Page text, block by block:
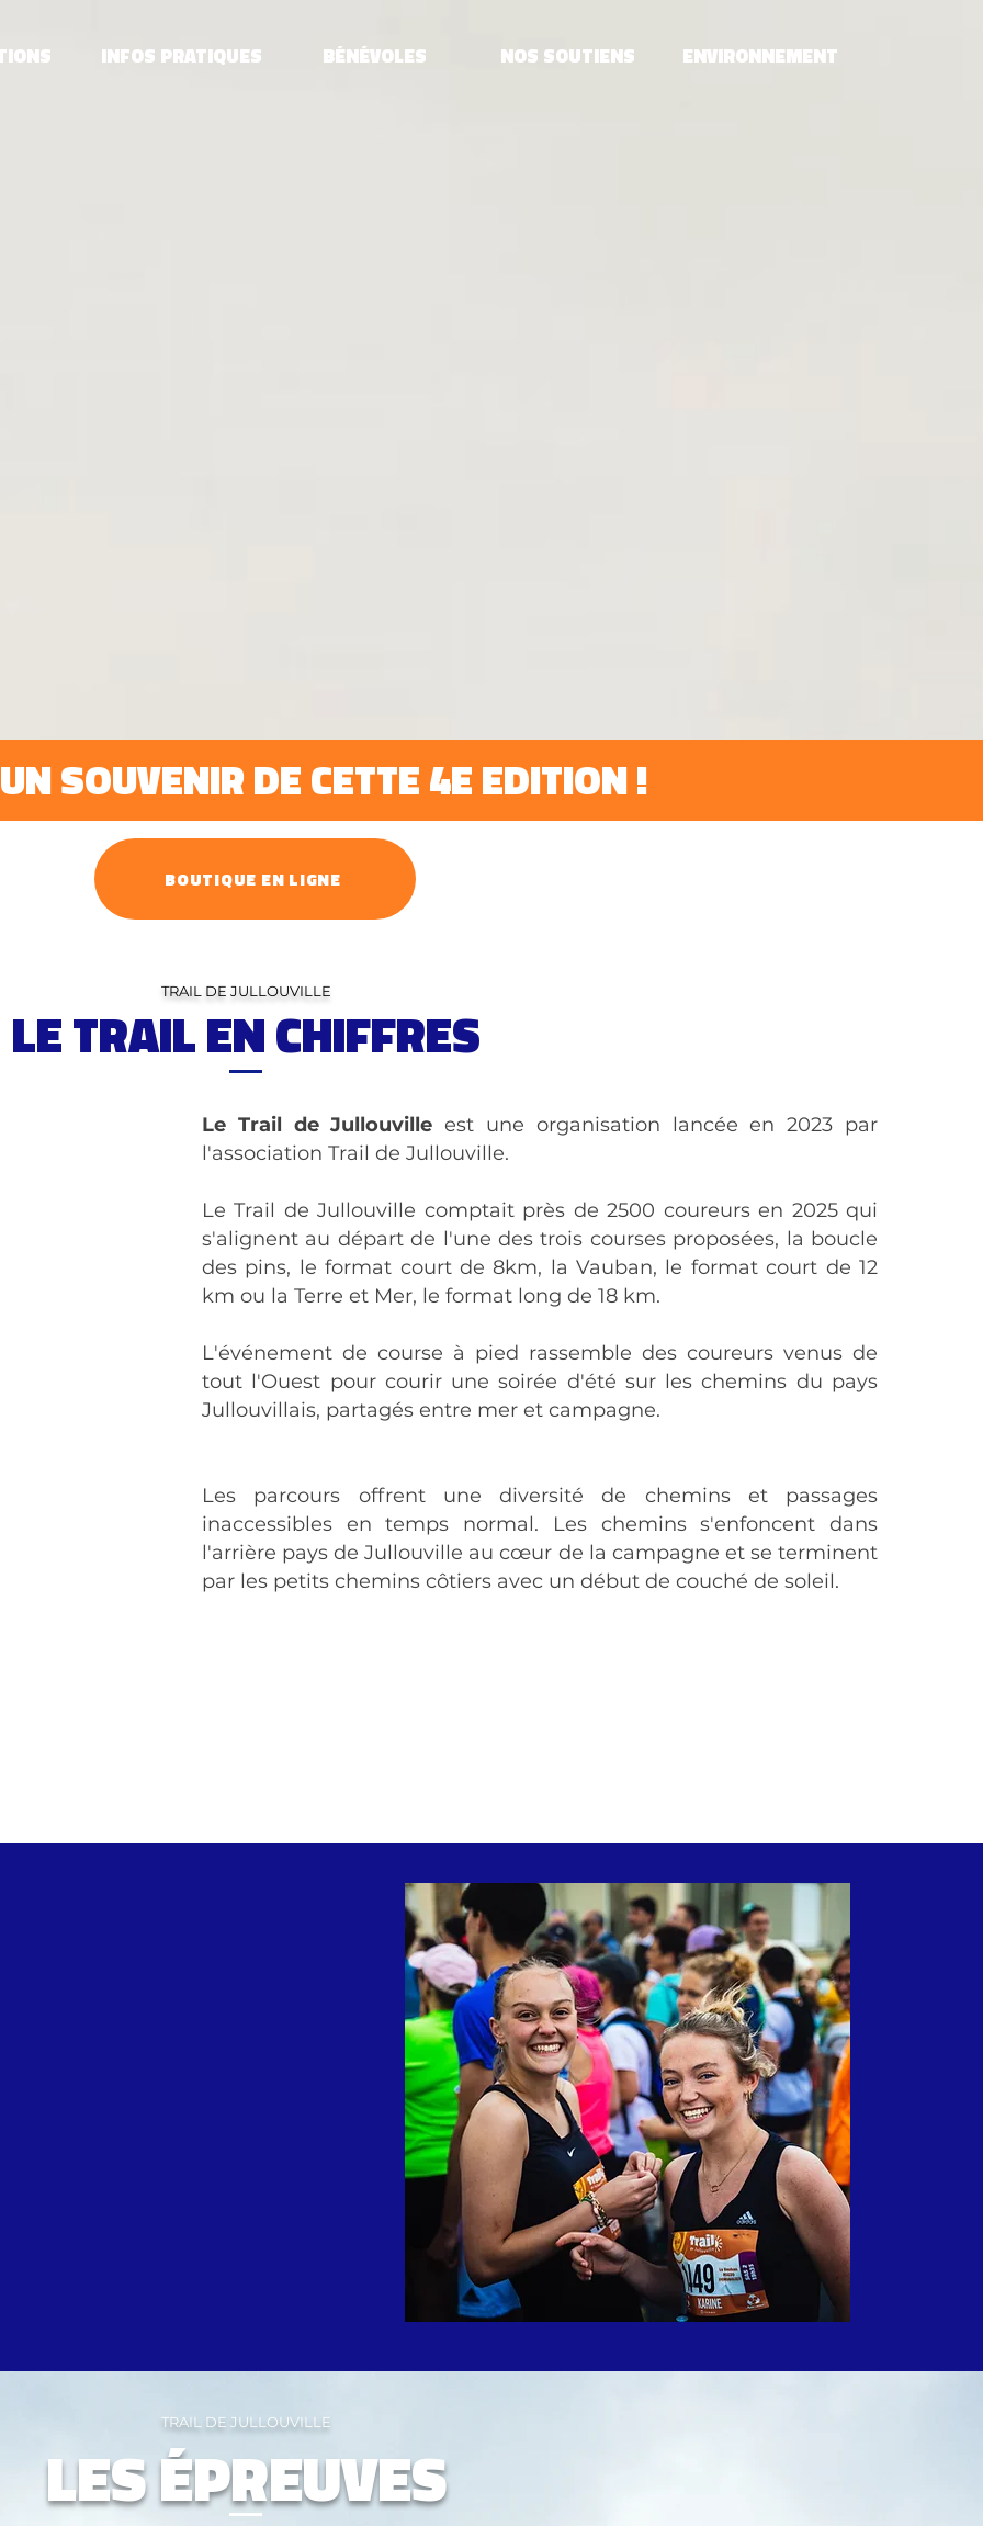
INFOS PRATIQUES BÉNÉVOLES NOS SOUTIENS ENVIRONNEMENT
SOUVENIR DE CETTE 4E EDITION !
BOUTIQUE EN LIGNE
TRAIL DE JULLOUVILLE
LE TRAIL EN CHIFFRES
Le Trail de Jullouville est une organisation lancée en 2023 par
l'association Trail de Jullouville.
Le Trail de Jullouville comptait près de 2500 coureurs en 2025 qui
s'alignent au départ de l'une des trois courses proposées, la boucle
des pins, le format court de 8km, la Vauban, le format court de 12
km ou la Terre et Mer, le format long de 18 km.
L'événement de course à pied rassemble des coureurs venus de
tout l'Ouest pour courir une soirée d'été sur les chemins du pays
Jullouvillais, partagés entre mer et campagne.
Les parcours offrent une diversité de chemins et passages
inaccessibles en temps normal. Les chemins s'enfoncent dans
l'arrière pays de Jullouville au cœur de la campagne et se terminent
par les petits chemins côtiers avec un début de couché de soleil.
TRAIL DE JULLOUVILLE
LES ÉPREUVES